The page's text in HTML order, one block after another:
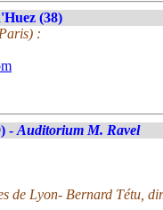
(38)
:
- Auditorium M. Ravel
de Lyon- Bernard Tétu,